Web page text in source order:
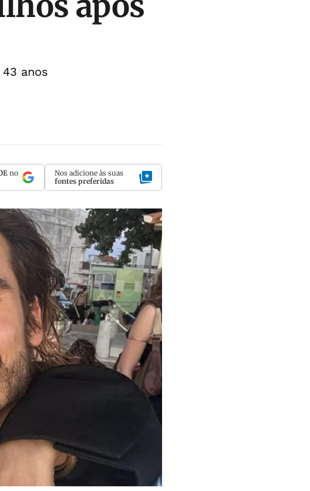
anos
no
Nos adicione às suas
fontes preferidas